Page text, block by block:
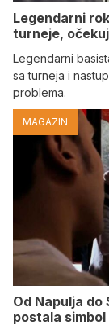
Legendarni
turneje,
Legendarni
sa turneja i
problema.
MAGAZIN
Od Napulja do
postala simbol